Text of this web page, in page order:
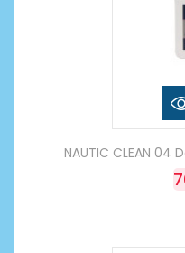
NAUTIC CLEAN